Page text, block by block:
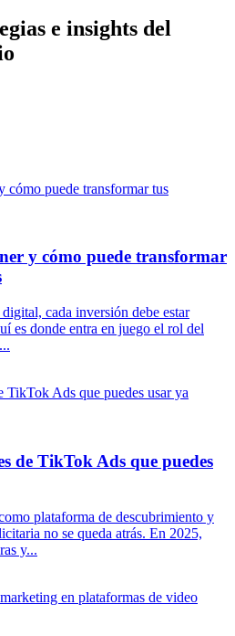
e insights del
y cómo puede transformar
cada inversión debe estar
es donde entra en juego el rol del
de TikTok Ads que puedes
plataforma de descubrimiento y
no se queda atrás. En 2025,
y...